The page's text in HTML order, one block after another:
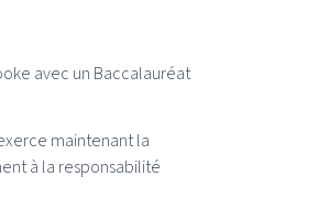
avec un Baccalauréat
maintenant la
à la responsabilité